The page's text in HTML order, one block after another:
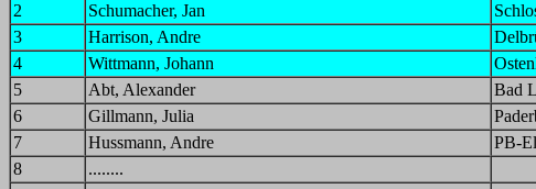
2
Schumacher, Jan
3
Harrison, Andre
4
Wittmann, Johann
5
Abt, Alexander Bad
6
Gillmann, Julia
7
Hussmann, Andre PB-
8
........